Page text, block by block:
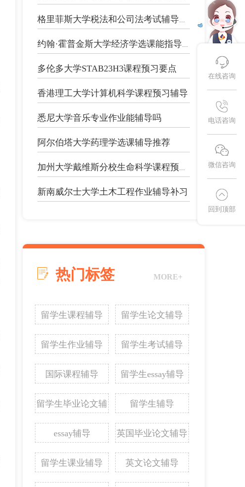
格里菲斯大学税法和公司法考试辅导补习
约翰·霍普金斯大学经济学选课能指导吗...
多伦多大学STAB23H3课程预习要点
香港理工大学计算机科学课程预习辅导
悉尼大学音乐专业作业能辅导吗
阿尔伯塔大学药理学选课辅导推荐
加州大学戴维斯分校生命科学课程预习辅...
新南威尔士大学土木工程作业辅导补习
热门标签 MORE+
留学生课程辅导 留学生论文辅导
留学生作业辅导 留学生考试辅导
国际课程辅导 留学生essay辅导
留学生毕业论文辅
导
留学生辅导
essay辅导 英国毕业论文辅导
留学生课业辅导 英文论文辅导
在线咨询
电话咨询
微信咨询
回到顶部